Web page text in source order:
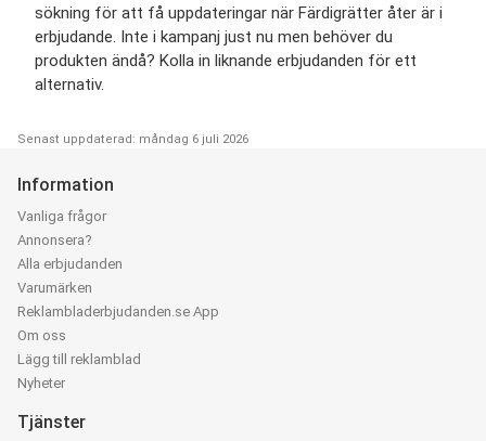
sökning för att få uppdateringar när Färdigrätter åter är i
erbjudande. Inte i kampanj just nu men behöver du
produkten ändå? Kolla in liknande erbjudanden för ett
alternativ.
Senast uppdaterad: måndag 6 juli 2026
Information
Vanliga frågor
Annonsera?
Alla erbjudanden
Varumärken
Reklambladerbjudanden.se App
Om oss
Lägg till reklamblad
Nyheter
Tjänster